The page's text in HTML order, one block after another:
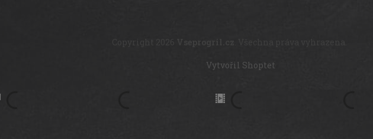
Vytvořil Shoptet